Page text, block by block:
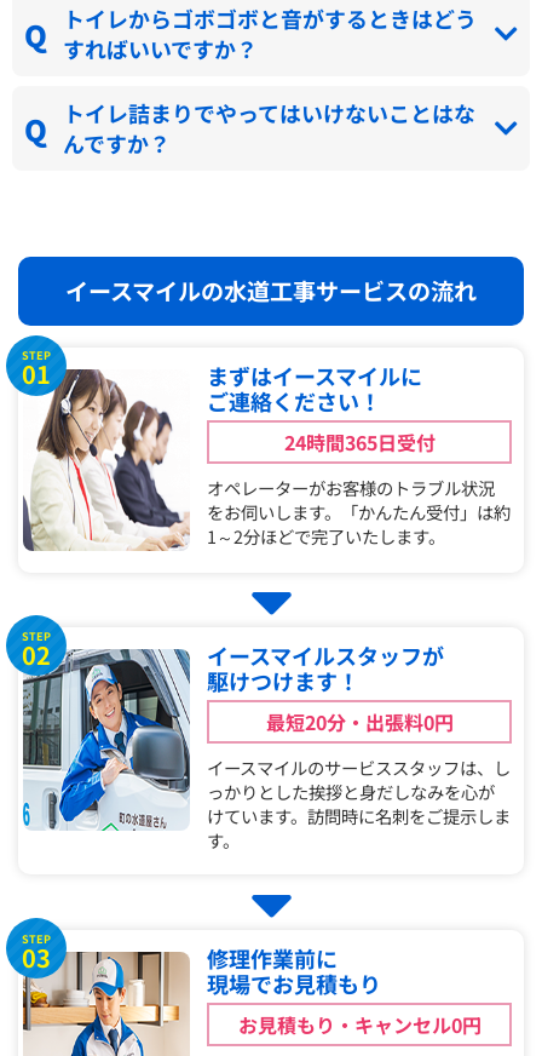
トイレからゴボゴボと音がするときはどう
すればいいですか？
トイレ詰まりでやってはいけないことはな
んですか？
イースマイルの水道工事サービスの流れ
STEP
01
まずはイースマイルに
ご連絡ください！
24時間365日受付
オペレーターがお客様のトラブル状況
をお伺いします。「かんたん受付」は約
1～2分ほどで完了いたします。
STEP
02
イースマイルスタッフが
駆けつけます！
最短20分・出張料0円
イースマイルのサービススタッフは、し
っかりとした挨拶と身だしなみを心が
けています。訪問時に名刺をご提示しま
す。
STEP
03
修理作業前に
現場でお見積もり
お見積もり・キャンセル0円